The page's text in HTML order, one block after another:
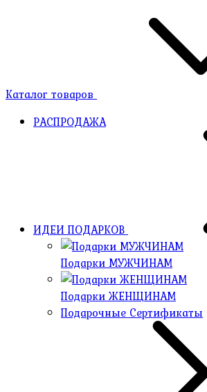
Каталог товаров
РАСПРОДАЖА
ИДЕИ ПОДАРКОВ
Подарки МУЖЧИНАМ
Подарки ЖЕНЩИНАМ
Подарочные Сертификаты